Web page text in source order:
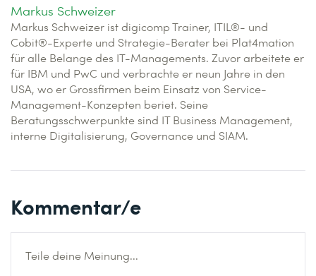
Markus Schweizer
Markus Schweizer ist digicomp Trainer, ITIL®- und
Cobit®-Experte und Strategie-Berater bei Plat4mation
für alle Belange des IT-Managements. Zuvor arbeitete er
für IBM und PwC und verbrachte er neun Jahre in den
USA, wo er Grossfirmen beim Einsatz von Service-
Management-Konzepten beriet. Seine
Beratungsschwerpunkte sind IT Business Management,
interne Digitalisierung, Governance und SIAM.
Kommentar/e
Teile deine Meinung...